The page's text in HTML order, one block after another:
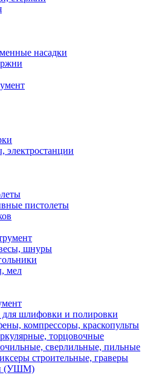
насадки
электростанции
пистолеты
шнуры
мел
шлифовки и полировки
компрессоры, краскопульты
торцовочные
сверлильные, пильные
строительные, граверы
(УШМ)